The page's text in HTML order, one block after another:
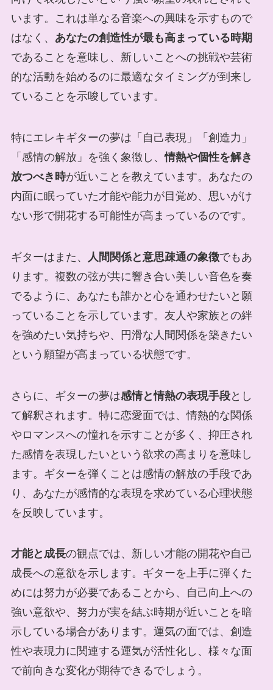
います。これは単なる音楽への興味を示すもので
はなく、 あなたの創造性が最も高まっている時期
であることを意味し、新しいことへの挑戦や芸術
的な活動を始めるのに最適なタイミングが到来し
ていることを示唆しています。
特にエレキギターの夢は「自己表現」「創造力」
「感情の解放」を強く象徴し、情熱や個性を解き
放つべき時が近いことを教えています。あなたの
内面に眠っていた才能や能力が目覚め、思いがけ
ない形で開花する可能性が高まっているのです。
ギターはまた、 人間関係と意思疎通の象徴でもあ
ります。複数の弦が共に響き合い美しい音色を奏
でるように、あなたも誰かと心を通わせたいと願
っていることを示しています。友人や家族との絆
を強めたい気持ちや、円滑な人間関係を築きたい
という願望が高まっている状態です。
さらに、ギターの夢は感情と情熱の表現手段とし
て解釈されます。特に恋愛面では、情熱的な関係
やロマンスへの憧れを示すことが多く、抑圧され
た感情を表現したいという欲求の高まりを意味し
ます。ギターを弾くことは感情の解放の手段であ
り、あなたが感情的な表現を求めている心理状態
を反映しています。
才能と成長の観点では、新しい才能の開花や自己
成長への意欲を示します。ギターを上手に弾くた
めには努力が必要であることから、自己向上への
強い意欲や、努力が実を結ぶ時期が近いことを暗
示している場合があります。運気の面では、創造
性や表現力に関連する運気が活性化し、様々な面
で前向きな変化が期待できるでしょう。